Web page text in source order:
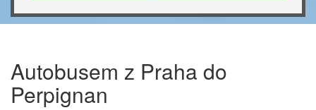
Autobusem z Praha do
Perpignan